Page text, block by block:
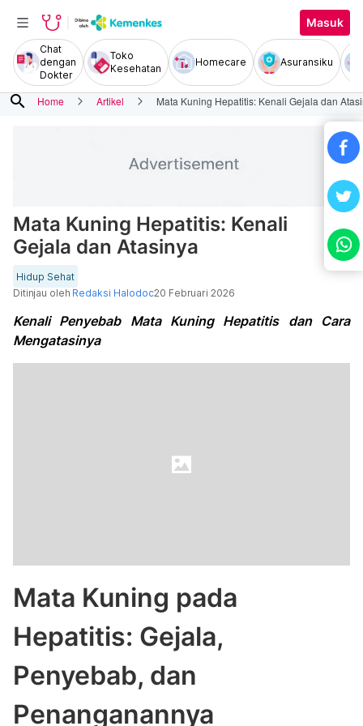
Masuk
Chat
dengan
Dokter
Toko
Kesehatan
Homecare Asuransiku
search Home Artikel Mata Kuning Hepatitis: Kenali Gejala dan
Mata Kuning Hepatitis: Kenali
Gejala dan Atasinya
Hidup Sehat
Ditinjau oleh Redaksi Halodoc20 Februari 2026
Kenali Penyebab Mata Kuning Hepatitis dan Cara
Mengatasinya
Mata Kuning pada
Hepatitis: Gejala,
Penyebab, dan
Penanganannya